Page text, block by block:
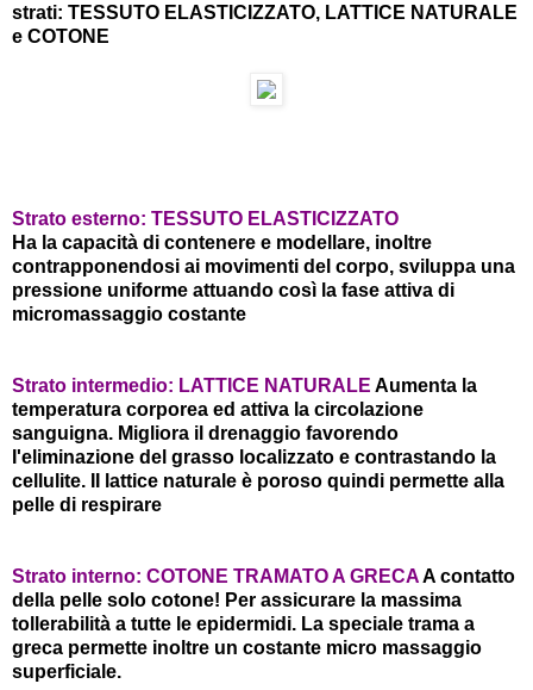
strati: TESSUTO ELASTICIZZATO, LATTICE NATURALE
e COTONE
Strato esterno: TESSUTO ELASTICIZZATO
Ha la capacità di contenere e modellare, inoltre
contrapponendosi ai movimenti del corpo, sviluppa una
pressione uniforme attuando così la fase attiva di
micromassaggio costante
Strato intermedio: LATTICE NATURALE Aumenta la
temperatura corporea ed attiva la circolazione
sanguigna. Migliora il drenaggio favorendo
I'eliminazione del grasso localizzato e contrastando la
cellulite. II lattice naturale è poroso quindi permette alla
pelle di respirare
Strato interno: COTONE TRAMATO A GRECAA contatto
della pelle solo cotone! Per assicurare la massima
tollerabilità a tutte le epidermidi. La speciale trama a
greca permette inoltre un costante micro massaggio
superficiale.